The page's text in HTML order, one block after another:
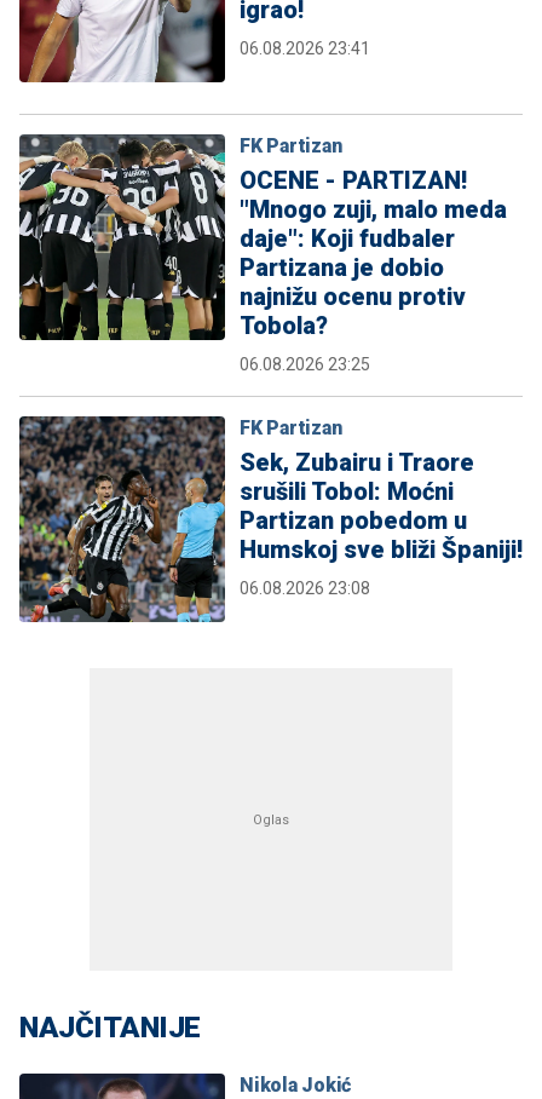
igrao!
06.08.2026 23:41
FK Partizan
OCENE - PARTIZAN!
"Mnogo zuji, malo meda
daje": Koji fudbaler
Partizana je dobio
najnižu ocenu protiv
Tobola?
06.08.2026 23:25
FK Partizan
Sek, Zubairu i Traore
srušili Tobol: Moćni
Partizan pobedom u
Humskoj sve bliži Španiji!
06.08.2026 23:08
NAJČITANIJE
Nikola Jokić